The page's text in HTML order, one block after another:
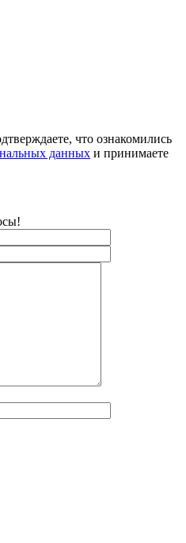
что ознакомились
данных и принимаете